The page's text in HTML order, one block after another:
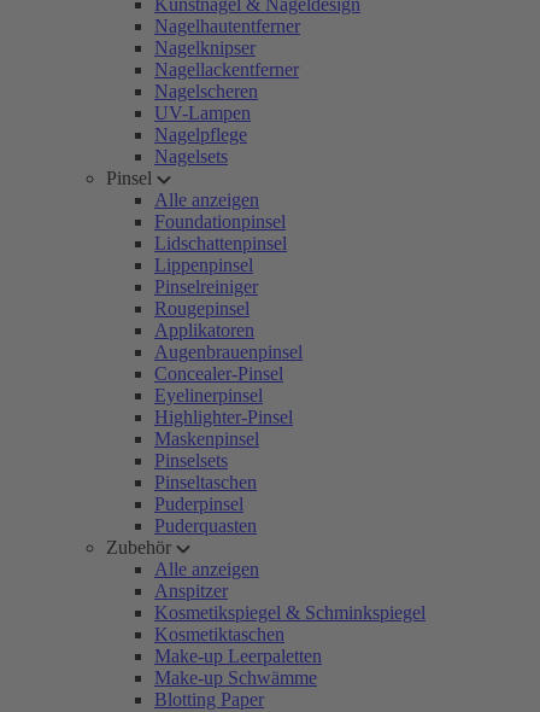
Kunstnägel & Nageldesign
Nagelhautentferner
Nagelknipser
Nagellackentferner
Nagelscheren
UV-Lampen
Nagelpflege
Nagelsets
Pinsel
Alle anzeigen
Foundationpinsel
Lidschattenpinsel
Lippenpinsel
Pinselreiniger
Rougepinsel
Applikatoren
Augenbrauenpinsel
Concealer-Pinsel
Eyelinerpinsel
Highlighter-Pinsel
Maskenpinsel
Pinselsets
Pinseltaschen
Puderpinsel
Puderquasten
Zubehör
Alle anzeigen
Anspitzer
Kosmetikspiegel & Schminkspiegel
Kosmetiktaschen
Make-up Leerpaletten
Make-up Schwämme
Blotting Paper